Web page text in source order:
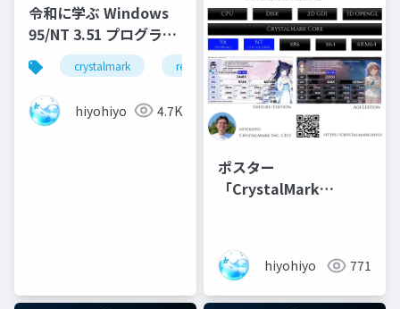
令和に学ぶ Windows
95/NT 3.51 プログラミ
ングの闇魔術
crystalmark retro
hiyohiyo 4.7K
ポスター
「CrystalMark
hiyohiyo 771